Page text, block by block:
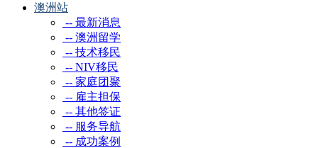
澳洲站
-- 最新消息
-- 澳洲留学
-- 技术移民
-- NIV移民
-- 家庭团聚
-- 雇主担保
-- 其他签证
-- 服务导航
-- 成功案例